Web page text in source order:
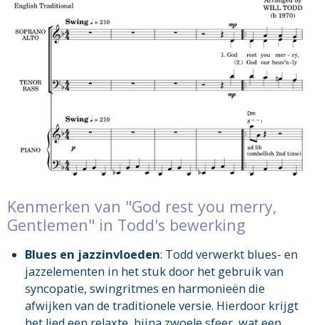
Kenmerken van "God rest you merry,
Gentlemen" in Todd's bewerking
Blues en jazzinvloeden: Todd verwerkt blues- en
jazzelementen in het stuk door het gebruik van
syncopatie, swingritmes en harmonieën die
afwijken van de traditionele versie. Hierdoor krijgt